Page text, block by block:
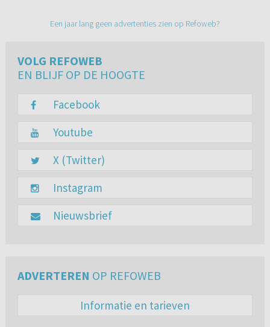
Een jaar lang geen advertenties zien op Refoweb?
VOLG REFOWEB
EN BLIJF OP DE HOOGTE
Facebook
Youtube
X (Twitter)
Instagram
Nieuwsbrief
ADVERTEREN OP REFOWEB
Informatie en tarieven